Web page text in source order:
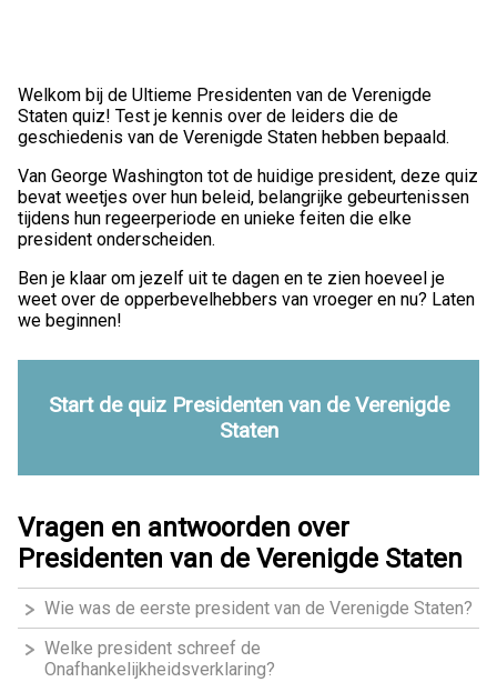
Welkom bij de Ultieme Presidenten van de Verenigde
Staten quiz! Test je kennis over de leiders die de
geschiedenis van de Verenigde Staten hebben bepaald.
Van George Washington tot de huidige president, deze quiz
bevat weetjes over hun beleid, belangrijke gebeurtenissen
tijdens hun regeerperiode en unieke feiten die elke
president onderscheiden.
Ben je klaar om jezelf uit te dagen en te zien hoeveel je
weet over de opperbevelhebbers van vroeger en nu? Laten
we beginnen!
Start de quiz Presidenten van de Verenigde
Staten
Vragen en antwoorden over
Presidenten van de Verenigde Staten
Wie was de eerste president van de Verenigde Staten?
Welke president schreef de
Onafhankelijkheidsverklaring?